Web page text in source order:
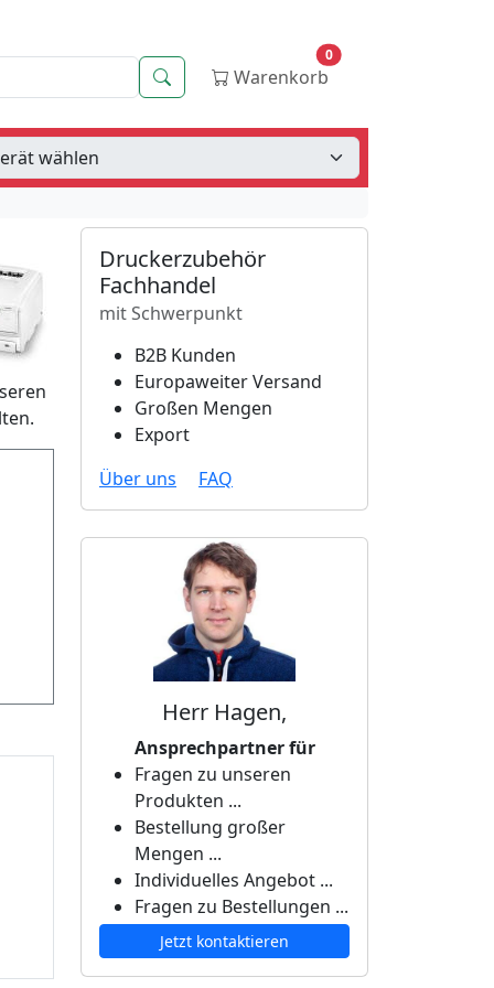
Suche Warenkorb
0
Druckerzubehör
Fachhandel
mit Schwerpunkt
B2B Kunden
Europaweiter Versand
Großen Mengen
Export
Über uns
FAQ
Herr Hagen,
Ansprechpartner für
Fragen zu unseren
Produkten ...
Bestellung großer
Mengen ...
Individuelles Angebot ...
Fragen zu Bestellungen ...
Jetzt kontaktieren